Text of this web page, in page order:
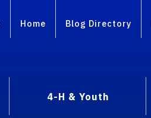
Home Blog Directory
4-H & Youth